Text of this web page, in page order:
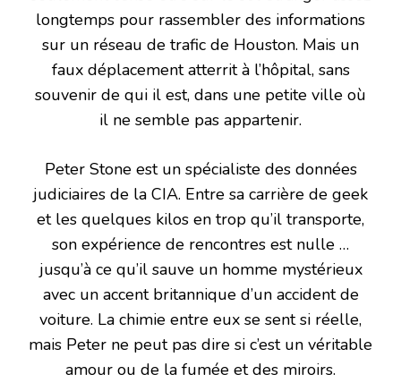
longtemps pour rassembler des informations
sur un réseau de trafic de Houston. Mais un
faux déplacement atterrit à l’hôpital, sans
souvenir de qui il est, dans une petite ville où
il ne semble pas appartenir.
Peter Stone est un spécialiste des données
judiciaires de la CIA. Entre sa carrière de geek
et les quelques kilos en trop qu’il transporte,
son expérience de rencontres est nulle …
jusqu’à ce qu’il sauve un homme mystérieux
avec un accent britannique d’un accident de
voiture. La chimie entre eux se sent si réelle,
mais Peter ne peut pas dire si c’est un véritable
amour ou de la fumée et des miroirs.